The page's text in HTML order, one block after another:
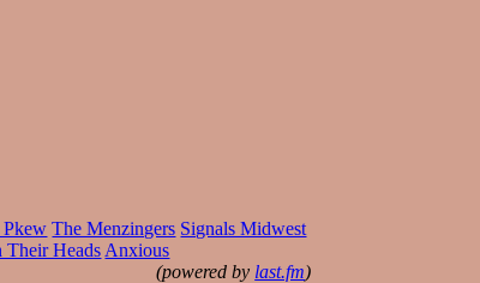
The Menzingers Signals Midwest
Heads Anxious
(powered by last.fm)